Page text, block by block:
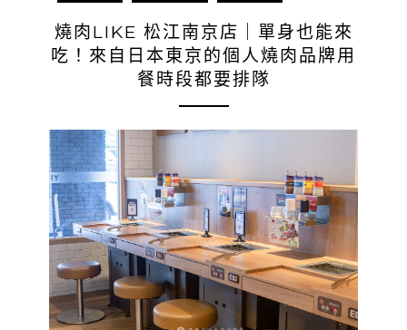
燒肉LIKE 松江南京店｜單身也能來
吃！來自日本東京的個人燒肉品牌用
餐時段都要排隊